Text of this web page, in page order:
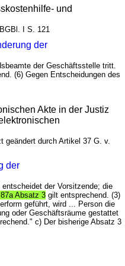
und
I S. 121
der
der Geschäftsstelle tritt.
(6) Gegen Entscheidungen des
Akte in der Justiz
durch Artikel 37 G. v.
der
entscheidet der Vorsitzende; die
Absatz 3 gilt entsprechend. (3)
geführt, wird ... Person die
oder Geschäftsräume gestattet
c) Der bisherige Absatz 3